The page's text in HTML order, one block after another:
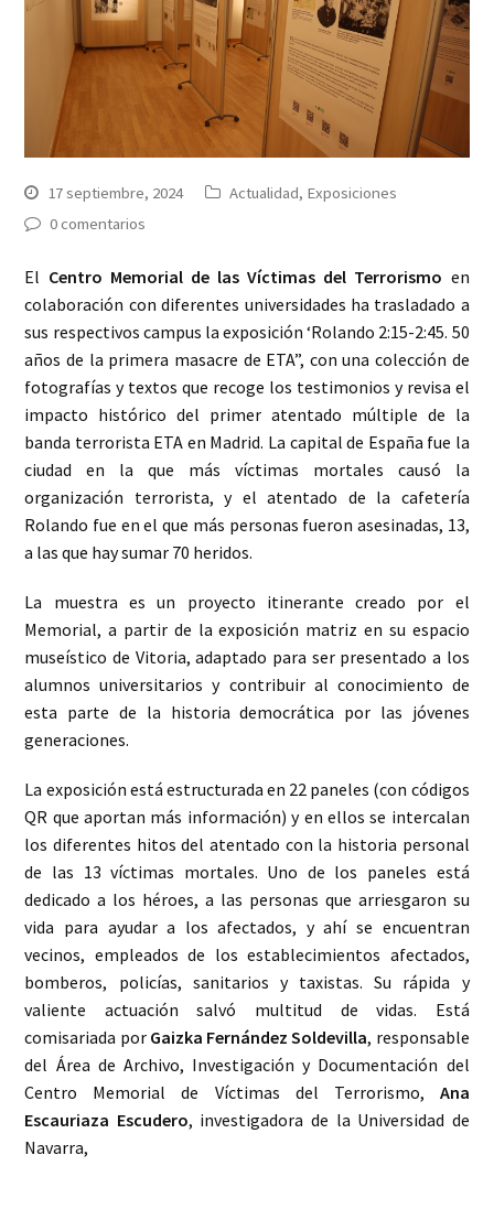
17 septiembre, 2024 Actualidad, Exposiciones
0 comentarios
El Centro Memorial de las Víctimas del Terrorismo en
colaboración con diferentes universidades ha trasladado a
sus respectivos campus la exposición ‘Rolando 2:15-2:45. 50
años de la primera masacre de ETA”, con una colección de
fotografías y textos que recoge los testimonios y revisa el
impacto histórico del primer atentado múltiple de la
banda terrorista ETA en Madrid. La capital de España fue la
ciudad en la que más víctimas mortales causó la
organización terrorista, y el atentado de la cafetería
Rolando fue en el que más personas fueron asesinadas, 13,
a las que hay sumar 70 heridos.
La muestra es un proyecto itinerante creado por el
Memorial, a partir de la exposición matriz en su espacio
museístico de Vitoria, adaptado para ser presentado a los
alumnos universitarios y contribuir al conocimiento de
esta parte de la historia democrática por las jóvenes
generaciones.
La exposición está estructurada en 22 paneles (con códigos
QR que aportan más información) y en ellos se intercalan
los diferentes hitos del atentado con la historia personal
de las 13 víctimas mortales. Uno de los paneles está
dedicado a los héroes, a las personas que arriesgaron su
vida para ayudar a los afectados, y ahí se encuentran
vecinos, empleados de los establecimientos afectados,
bomberos, policías, sanitarios y taxistas. Su rápida y
valiente actuación salvó multitud de vidas. Está
comisariada por Gaizka Fernández Soldevilla, responsable
del Área de Archivo, Investigación y Documentación del
Centro Memorial de Víctimas del Terrorismo, Ana
Escauriaza Escudero, investigadora de la Universidad de
Navarra,